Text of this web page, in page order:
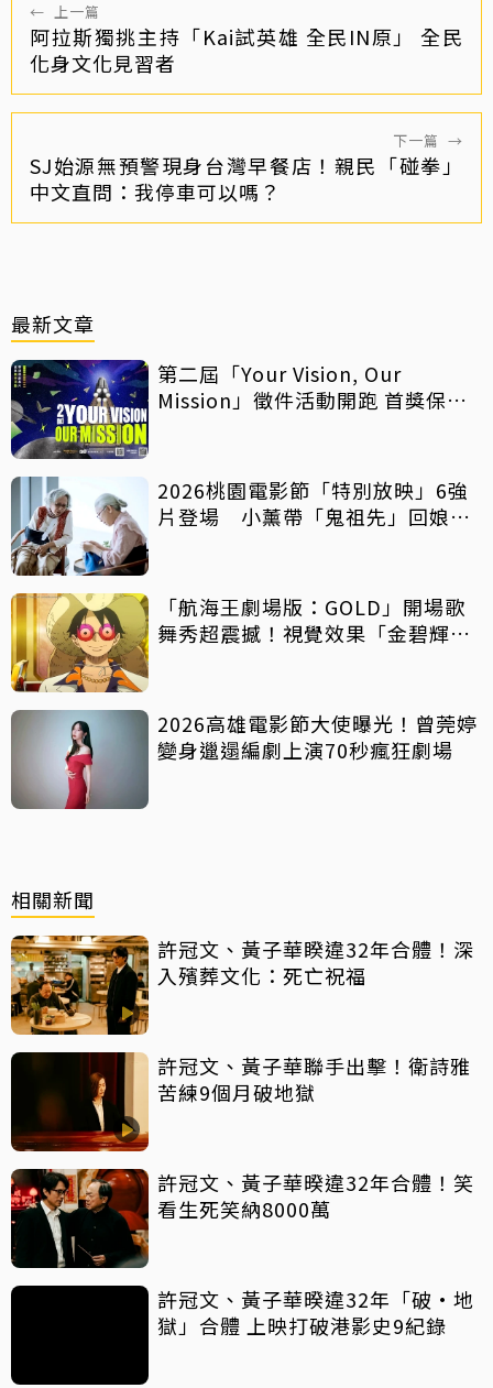
← 上一篇
阿拉斯獨挑主持「Kai試英雄 全民IN原」 全民
化身文化見習者
下一篇 →
SJ始源無預警現身台灣早餐店！親民「碰拳」
中文直問：我停車可以嗎？
最新文章
第二屆「Your Vision, Our
Mission」徵件活動開跑 首獎保證
2026桃園電影節「特別放映」6強
片登場 小薰帶「鬼祖先」回娘
「航海王劇場版：GOLD」開場歌
舞秀超震撼！視覺效果「金碧輝
2026高雄電影節大使曝光！曾莞婷
變身邋遢編劇上演70秒瘋狂劇場
相關新聞
許冠文、黃子華睽違32年合體！深
入殯葬文化：死亡祝福
許冠文、黃子華聯手出擊！衛詩雅
苦練9個月破地獄
許冠文、黃子華暌違32年合體！笑
看生死笑納8000萬
許冠文、黃子華暌違32年「破·地
獄」合體 上映打破港影史9紀錄